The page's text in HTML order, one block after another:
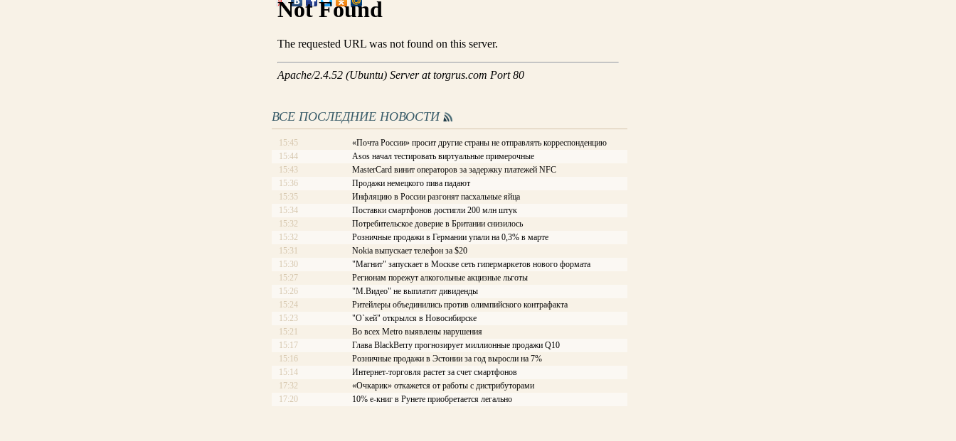
ВСЕ ПОСЛЕДНИЕ НОВОСТИ
15:45
«Почта России» просит другие страны не отправлять корреспонденцию
15:44
Asos начал тестировать виртуальные примерочные
15:43
MasterCard винит операторов за задержку платежей NFC
15:36
Продажи немецкого пива падают
15:35
Инфляцию в России разгонят пасхальные яйца
15:34
Поставки смартфонов достигли 200 млн штук
15:32
Потребительское доверие в Британии снизилось
15:32
Розничные продажи в Германии упали на 0,3% в марте
15:31
Nokia выпускает телефон за $20
15:30
"Магнит" запускает в Москве сеть гипермаркетов нового формата
15:27
Регионам порежут алкогольные акцизные льготы
15:26
"М.Видео" не выплатит дивиденды
15:24
Ритейлеры объединились против олимпийского контрафакта
15:23
"О`кей" открылся в Новосибирске
15:21
Во всех Metro выявлены нарушения
15:17
Глава BlackBerry прогнозирует миллионные продажи Q10
15:16
Розничные продажи в Эстонии за год выросли на 7%
15:14
Интернет-торговля растет за счет смартфонов
17:32
«Очкарик» откажется от работы с дистрибуторами
17:20
10% е-книг в Рунете приобретается легально